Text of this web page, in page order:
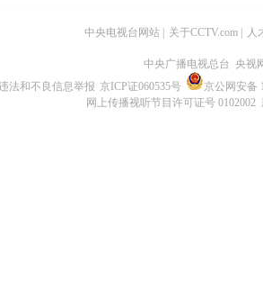
中央电视台网站 关于CCTV.com 人
中央广播电视总台 央视
法和不良信息举报 京ICP证060535号
京公网安备
网上传播视听节目许可证号 0102002